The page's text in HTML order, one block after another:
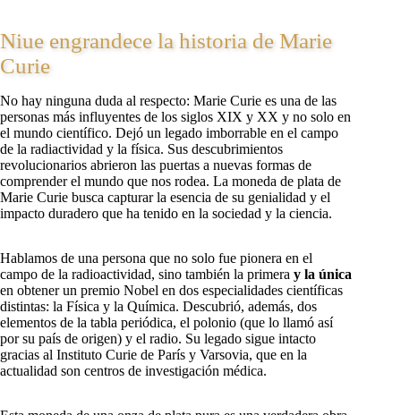
Niue engrandece la historia de Marie
Curie
No hay ninguna duda al respecto: Marie Curie es una de las
personas más influyentes de los siglos XIX y XX y no solo en
el mundo científico. Dejó un legado imborrable en el campo
de la radiactividad y la física. Sus descubrimientos
revolucionarios abrieron las puertas a nuevas formas de
comprender el mundo que nos rodea. La moneda de plata de
Marie Curie busca capturar la esencia de su genialidad y el
impacto duradero que ha tenido en la sociedad y la ciencia.
Hablamos de una persona que no solo fue pionera en el
campo de la radioactividad, sino también la primera y la única
en obtener un premio Nobel en dos especialidades científicas
distintas: la Física y la Química. Descubrió, además, dos
elementos de la tabla periódica, el polonio (que lo llamó así
por su país de origen) y el radio. Su legado sigue intacto
gracias al Instituto Curie de París y Varsovia, que en la
actualidad son centros de investigación médica.